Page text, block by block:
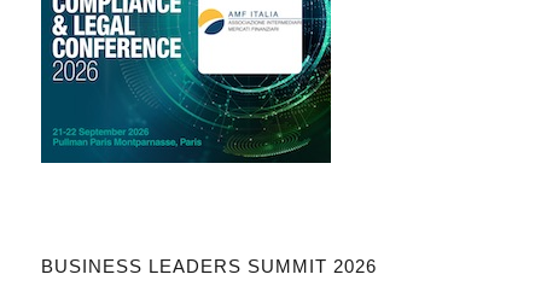
BUSINESS LEADERS SUMMIT 2026